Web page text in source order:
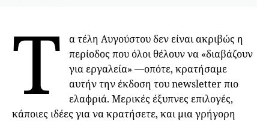
Τ
α τέλη Αυγούστου δεν είναι ακριβώς η
περίοδος που όλοι θέλουν να «διαβάζουν
για εργαλεία» —οπότε, κρατήσαμε
αυτήν την έκδοση του newsletter πιο
ελαφριά. Μερικές έξυπνες επιλογές,
κάποιες ιδέες για να κρατήσετε, και μια γρήγορη